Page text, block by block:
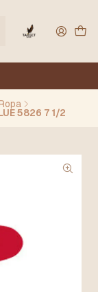
5826 7 1/2